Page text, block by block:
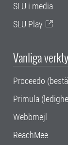
SLU i media
SLU Play
Vanliga
Proceedo
Primula
Webbmejl
ReachMee